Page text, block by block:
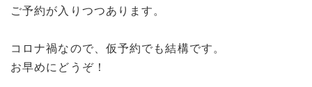
ご予約が入りつつあります。
コロナ禍なので、仮予約でも結構です。
お早めにどうぞ！